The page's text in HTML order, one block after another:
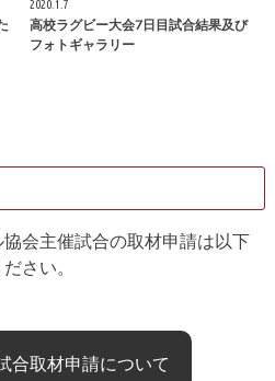
2020.1.7
高校ラグビー大会7日目試合結果及び
フォトギャラリー
会主催試合の取材申請は以下
さい。
合取材申請について